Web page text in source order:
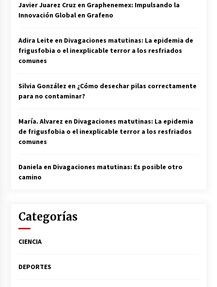
Javier Juarez Cruz en Graphenemex: Impulsando la
Innovación Global en Grafeno
Adira Leite en Divagaciones matutinas: La epidemia de
frigusfobia o el inexplicable terror a los resfriados
comunes
Silvia González en ¿Cómo desechar pilas correctamente
para no contaminar?
María. Alvarez en Divagaciones matutinas: La epidemia
de frigusfobia o el inexplicable terror a los resfriados
comunes
Daniela en Divagaciones matutinas: Es posible otro
camino
Categorías
CIENCIA
DEPORTES